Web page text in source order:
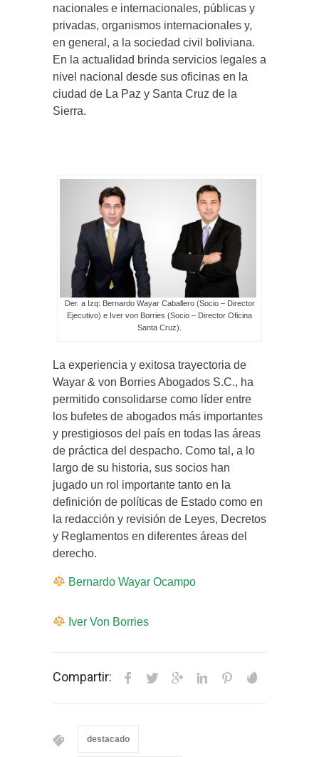
nacionales e internacionales, públicas y
privadas, organismos internacionales y,
en general, a la sociedad civil boliviana.
En la actualidad brinda servicios legales a
nivel nacional desde sus oficinas en la
ciudad de La Paz y Santa Cruz de la
Sierra.
Der. a Izq: Bernardo Wayar Caballero (Socio – Director
Ejecutivo) e Iver von Borries (Socio – Director Oficina
Santa Cruz).
La experiencia y exitosa trayectoria de
Wayar & von Borries Abogados S.C., ha
permitido consolidarse como líder entre
los bufetes de abogados más importantes
y prestigiosos del país en todas las áreas
de práctica del despacho. Como tal, a lo
largo de su historia, sus socios han
jugado un rol importante tanto en la
definición de políticas de Estado como en
la redacción y revisión de Leyes, Decretos
y Reglamentos en diferentes áreas del
derecho.
Bernardo Wayar Ocampo
Iver Von Borries
Compartir:
destacado